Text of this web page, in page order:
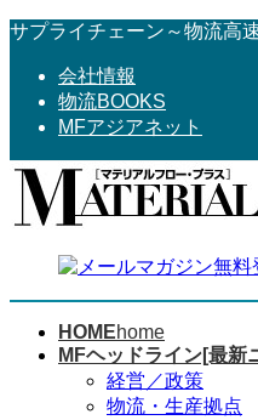
コ
へ
ス
ナ
ョ
ン
サプライチェーン～物流高
会社情報
物流BOOKS
MFアジアネット
HOMEhome
MFヘッドライン[最新
経営／政策
物流・生産拠点